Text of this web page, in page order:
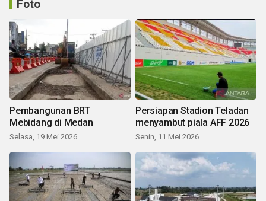
Foto
Pembangunan BRT
Mebidang di Medan
Selasa, 19 Mei 2026
Persiapan Stadion Teladan
menyambut piala AFF 2026
Senin, 11 Mei 2026